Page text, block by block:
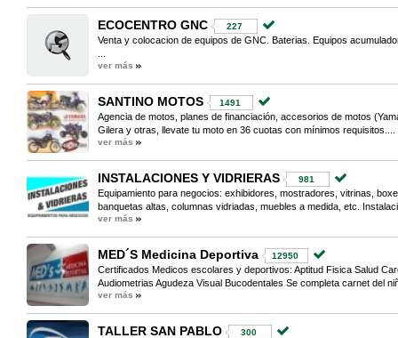
ECOCENTRO GNC 227
Venta y colocacion de equipos de GNC. Baterias. Equipos
ver más
SANTINO MOTOS 1491
Agencia de motos, planes de financiación, accesorios de motos
Gilera y otras, llevate tu moto en 36 cuotas con mínimos requisitos....
ver más
INSTALACIONES Y VIDRIERAS 981
Equipamiento para negocios: exhibidores, mostradores, vitrinas,
banquetas altas, columnas vidriadas, muebles a medida, etc.
ver más
MED´S Medicina Deportiva 12950
Certificados Medicos escolares y deportivos: Aptitud Fisica Salud
Audiometrias Agudeza Visual Bucodentales Se completa carnet del
ver más
TALLER SAN PABLO 300